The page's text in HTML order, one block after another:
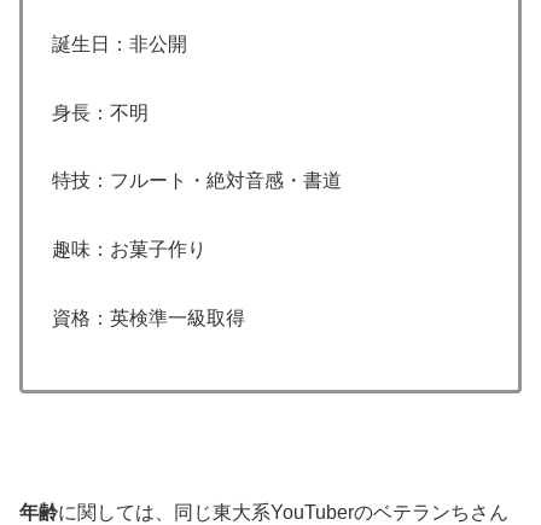
誕生日：非公開
身長：不明
特技：フルート・絶対音感・書道
趣味：お菓子作り
資格：英検準一級取得
年齢に関しては、同じ東大系YouTuberのベテランちさん